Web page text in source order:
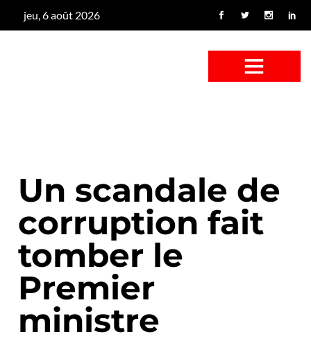
jeu, 6 août 2026
Un scandale de
corruption fait
tomber le
Premier
ministre